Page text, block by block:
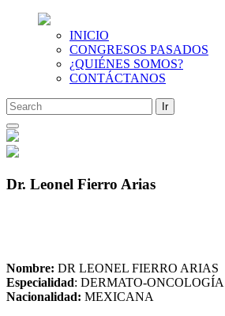
INICIO
CONGRESOS PASADOS
¿QUIÉNES SOMOS?
CONTÁCTANOS
Saltar
al
contenido
Dr. Leonel Fierro Arias
Nombre: DR LEONEL FIERRO ARIAS
Especialidad: DERMATO-ONCOLOGÍA
Nacionalidad: MEXICANA